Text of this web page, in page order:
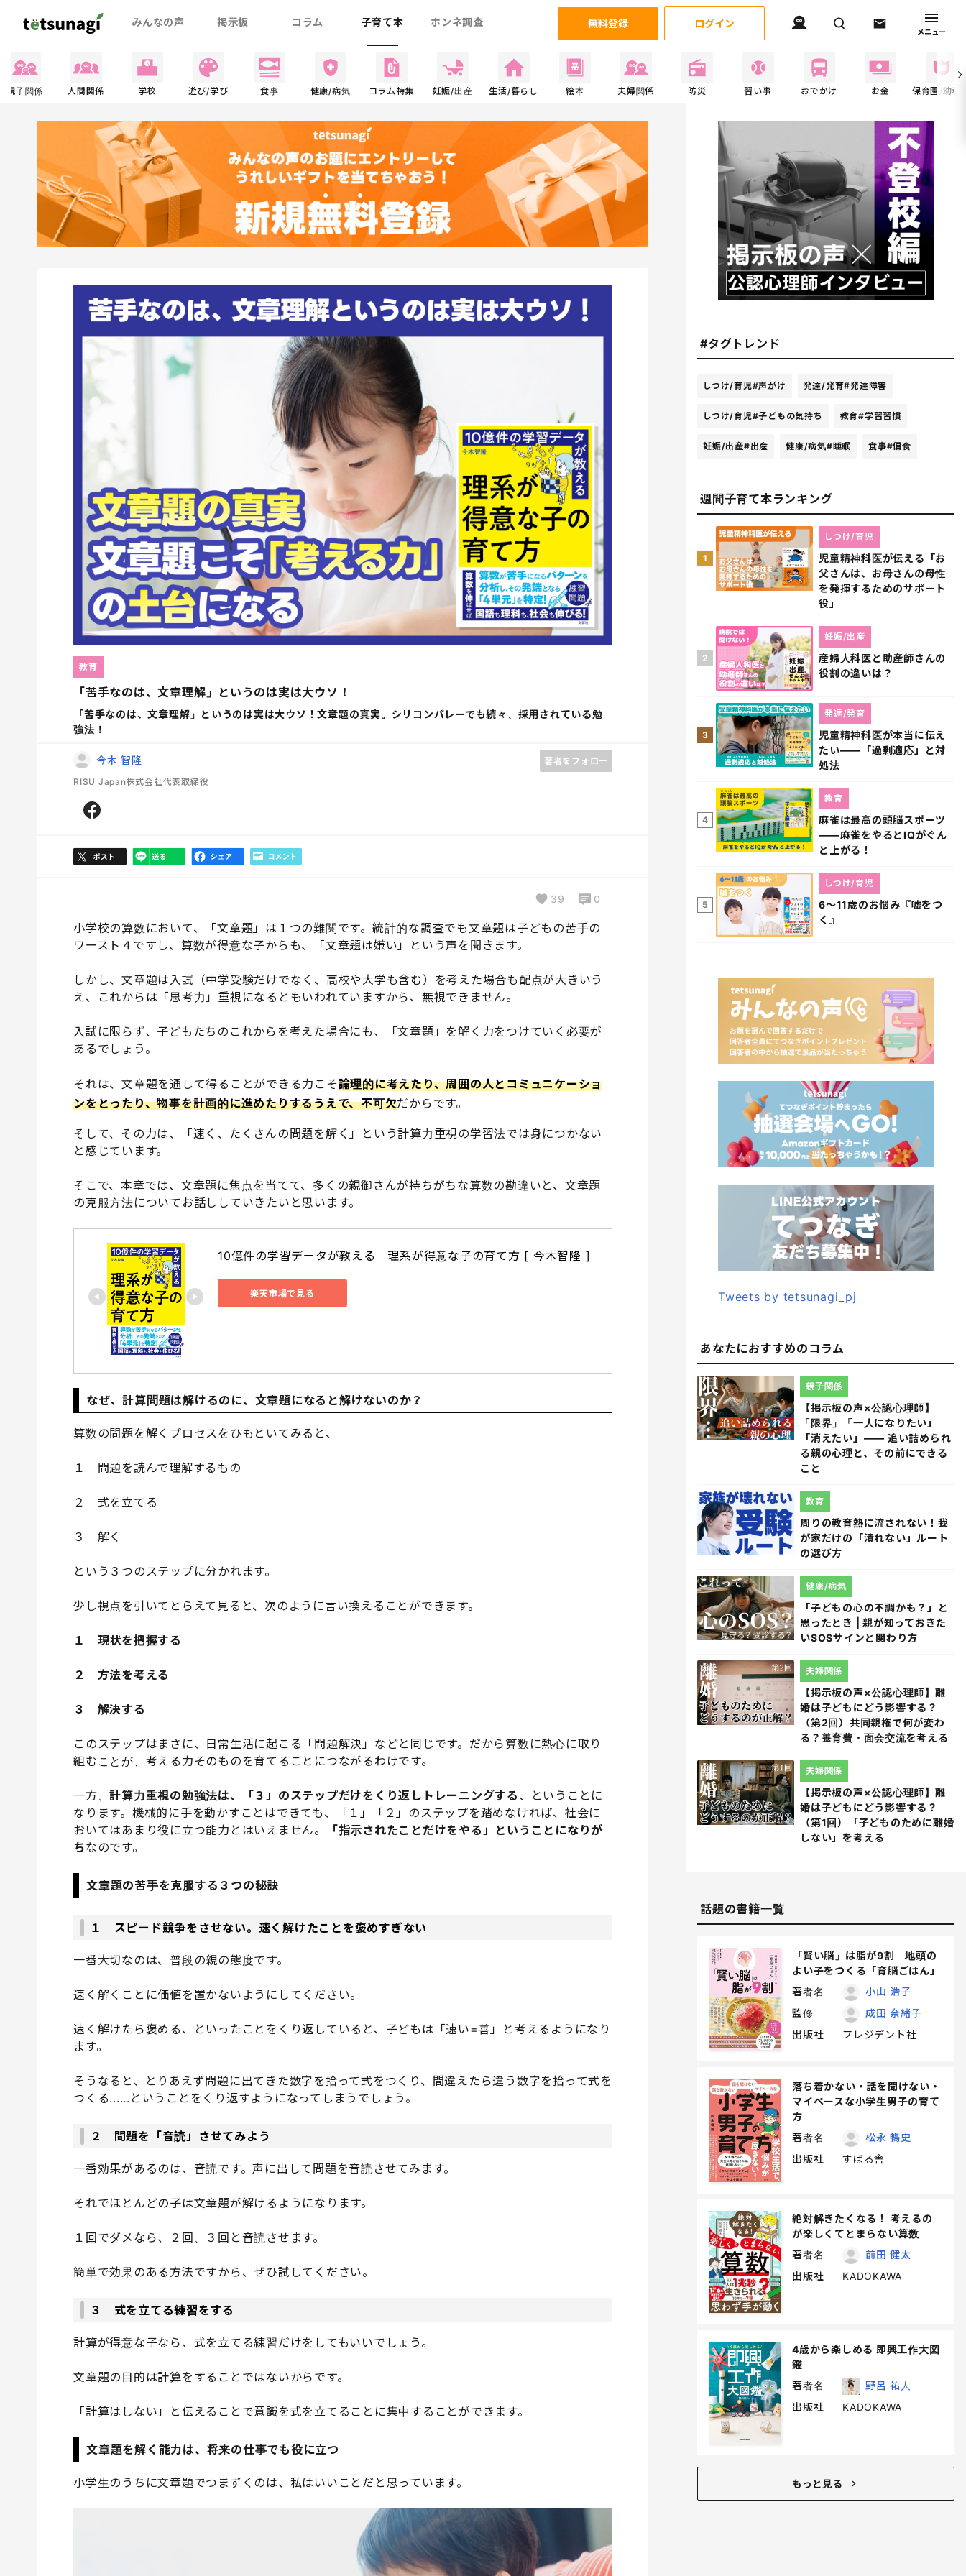
みんなの声 掲示板 コラム 子育て本 ホンネ調査 無料登録 ログイン
メニュー
親子関係 人間関係 学校 遊び/学び 食事 健康/病気 コラム特集 妊娠/出産 生活/暮らし 絵本 夫婦関係 防災 習い事 おでかけ お金 保育園/幼稚
「苦手なのは、文章理解」というのは実は大ウソ！
「苦手なのは、文章理解」というのは実は大ウソ！文章題の真実。シリコンバレーでも続々、採用されている勉
強法！
教育
今木 智隆
著者をフォロー
RISU Japan株式会社代表取締役
39 0
小学校の算数において、「文章題」は１つの難関です。統計的な調査でも文章題は子どもの苦手の
ワースト４ですし、算数が得意な子からも、「文章題は嫌い」という声を聞きます。
しかし、文章題は入試（中学受験だけでなく、高校や大学も含む）を考えた場合も配点が大きいう
え、これからは「思考力」重視になるともいわれていますから、無視できません。
入試に限らず、子どもたちのこれからを考えた場合にも、「文章題」を解く力をつけていく必要が
あるでしょう。
それは、文章題を通して得ることができる力こそ論理的に考えたり、周囲の人とコミュニケーショ
ンをとったり、物事を計画的に進めたりするうえで、不可欠だからです。
そして、その力は、「速く、たくさんの問題を解く」という計算力重視の学習法では身につかない
と感じています。
そこで、本章では、文章題に焦点を当てて、多くの親御さんが持ちがちな算数の勘違いと、文章題
の克服方法についてお話ししていきたいと思います。
10億件の学習データが教える　理系が得意な子の育て方 [ 今木智隆 ]
楽天市場で見る
なぜ、計算問題は解けるのに、文章題になると解けないのか？
算数の問題を解くプロセスをひもといてみると、
１ 問題を読んで理解するもの
２ 式を立てる
３ 解く
という３つのステップに分かれます。
少し視点を引いてとらえて見ると、次のように言い換えることができます。
１ 現状を把握する
２ 方法を考える
３ 解決する
このステップはまさに、日常生活に起こる「問題解決」などと同じです。だから算数に熱心に取り
組むことが、考える力そのものを育てることにつながるわけです。
一方、計算力重視の勉強法は、「３」のステップだけをくり返しトレーニングする 、ということに
なります。機械的に手を動かすことはできても、「１」「２」のステップを踏めなければ、社会に
おいてはあまり役に立つ能力とはいえません。
「指示されたことだけをやる」ということになりが
ちなのです。
文章題の苦手を克服する３つの秘訣
１ スピード競争をさせない。速く解けたことを褒めすぎない
一番大切なのは、普段の親の態度です。
速く解くことに価値を置かないようにしてください。
速く解けたら褒める、といったことをくり返していると、子どもは「速い=善」と考えるようになり
ます。
そうなると、とりあえず問題に出てきた数字を拾って式をつくり、間違えたら違う数字を拾って式を
つくる......ということをくり返すようになってしまうでしょう。
２ 問題を「音読」させてみよう
一番効果があるのは、音読です。声に出して問題を音読させてみます。
それでほとんどの子は文章題が解けるようになります。
１回でダメなら、２回、３回と音読させます。
簡単で効果のある方法ですから、ぜひ試してください。
３ 式を立てる練習をする
計算が得意な子なら、式を立てる練習だけをしてもいいでしょう。
文章題の目的は計算をすることではないからです。
「計算はしない」と伝えることで意識を式を立てることに集中することができます。
文章題を解く能力は、将来の仕事でも役に立つ
小学生のうちに文章題でつまずくのは、私はいいことだと思っています。
#タグトレンド
しつけ/育児#声がけ 発達/発育#発達障害
しつけ/育児#子どもの気持ち 教育#学習習慣
妊娠/出産#出産 健康/病気#睡眠 食事#偏食
週間子育て本ランキング
1
児童精神科医が伝える「お
父さんは、お母さんの母性
を発揮するためのサポート
役」
しつけ/育児
2
産婦人科医と助産師さんの
役割の違いは？
妊娠/出産
3
児童精神科医が本当に伝え
たい――「過剰適応」と対
処法
発達/発育
4
麻雀は最高の頭脳スポーツ
――麻雀をやるとIQがぐん
と上がる！
教育
5
6～11歳のお悩み『嘘をつ
く』
しつけ/育児
Tweets by tetsunagi_pj
あなたにおすすめのコラム
【掲示板の声×公認心理師】
「限界」「一人になりたい」
「消えたい」―― 追い詰められ
る親の心理と、その前にできる
こと
親子関係
周りの教育熱に流されない！我
が家だけの「潰れない」ルート
の選び方
教育
「子どもの心の不調かも？」と
思ったとき | 親が知っておきた
いSOSサインと関わり方
健康/病気
【掲示板の声×公認心理師】離
婚は子どもにどう影響する？
（第2回）共同親権で何が変わ
る？養育費・面会交流を考える
夫婦関係
【掲示板の声×公認心理師】離
婚は子どもにどう影響する？
（第1回）「子どものために離婚
しない」を考える
夫婦関係
話題の書籍一覧
「賢い脳」は脂が9割 地頭の
よい子をつくる「育脳ごはん」
著者名
小山 浩子
監修
成田 奈緒子
出版社
プレジデント社
落ち着かない・話を聞けない・
マイペースな小学生男子の育て
方
著者名
松永 暢史
出版社
すばる舎
絶対解きたくなる！ 考えるの
が楽しくてとまらない算数
著者名
前田 健太
出版社
KADOKAWA
4歳から楽しめる 即興工作大図
鑑
著者名
野呂 祐人
出版社
KADOKAWA
もっと見る